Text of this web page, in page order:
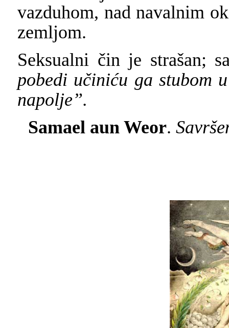
vazduhom, nad navalnim
zemljom.
Seksualni čin je strašan;
pobedi učiniću ga stubom
napolje”.
Samael aun Weor.